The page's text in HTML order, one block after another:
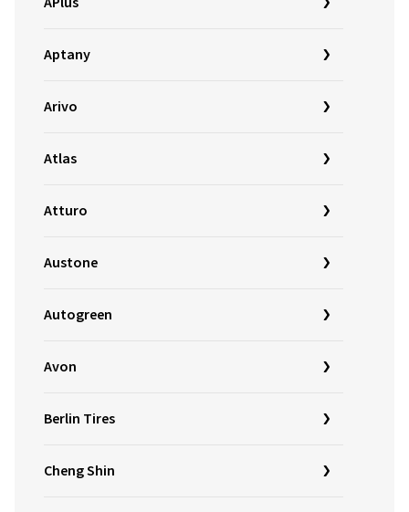
Aptany
Arivo
Atlas
Atturo
Austone
Autogreen
Avon
Berlin Tires
Cheng Shin